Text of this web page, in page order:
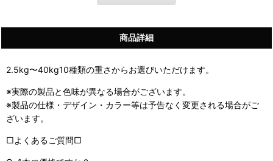
商品詳細
2.5kg〜40kg10種類の重さからお選びいただけます。
※実際の製品と色味が異なる場合がございます。
※製品の仕様・デザイン・カラー等は予告なく変更される場合がご
ざいます。
□よくあるご質問□